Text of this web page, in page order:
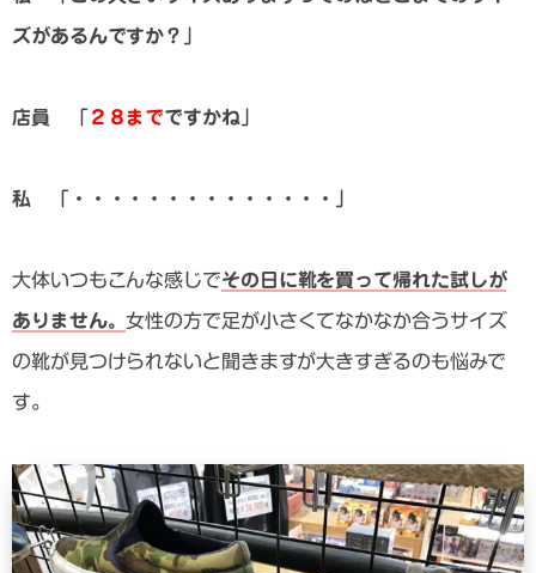
ズがあるんですか？」
店員 「 ２８までですかね」
私 「・・・・・・・・・・・・・・」
大体いつもこんな感じでその日に靴を買って帰れた試しが
ありません。女性の方で足が小さくてなかなか合うサイズ
の靴が見つけられないと聞きますが大きすぎるのも悩みで
す。